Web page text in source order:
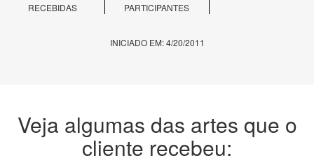
RECEBIDAS
PARTICIPANTES
INICIADO EM: 4/20/2011
Veja algumas das artes que o
cliente recebeu: